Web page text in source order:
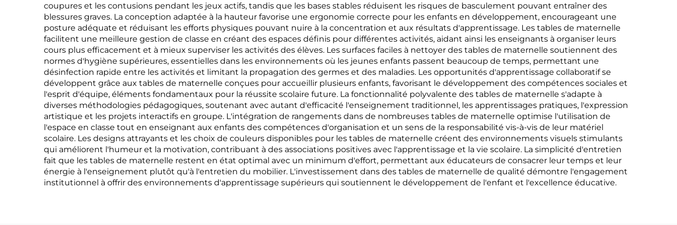
coupures et les contusions pendant les jeux actifs, tandis que les bases stables réduisent les risques de basculement pouvant entraîner des
blessures graves. La conception adaptée à la hauteur favorise une ergonomie correcte pour les enfants en développement, encourageant une
posture adéquate et réduisant les efforts physiques pouvant nuire à la concentration et aux résultats d'apprentissage. Les tables de maternelle
facilitent une meilleure gestion de classe en créant des espaces définis pour différentes activités, aidant ainsi les enseignants à organiser leurs
cours plus efficacement et à mieux superviser les activités des élèves. Les surfaces faciles à nettoyer des tables de maternelle soutiennent des
normes d'hygiène supérieures, essentielles dans les environnements où les jeunes enfants passent beaucoup de temps, permettant une
désinfection rapide entre les activités et limitant la propagation des germes et des maladies. Les opportunités d'apprentissage collaboratif se
développent grâce aux tables de maternelle conçues pour accueillir plusieurs enfants, favorisant le développement des compétences sociales et
l'esprit d'équipe, éléments fondamentaux pour la réussite scolaire future. La fonctionnalité polyvalente des tables de maternelle s'adapte à
diverses méthodologies pédagogiques, soutenant avec autant d'efficacité l'enseignement traditionnel, les apprentissages pratiques, l'expression
artistique et les projets interactifs en groupe. L'intégration de rangements dans de nombreuses tables de maternelle optimise l'utilisation de
l'espace en classe tout en enseignant aux enfants des compétences d'organisation et un sens de la responsabilité vis-à-vis de leur matériel
scolaire. Les designs attrayants et les choix de couleurs disponibles pour les tables de maternelle créent des environnements visuels stimulants
qui améliorent l'humeur et la motivation, contribuant à des associations positives avec l'apprentissage et la vie scolaire. La simplicité d'entretien
fait que les tables de maternelle restent en état optimal avec un minimum d'effort, permettant aux éducateurs de consacrer leur temps et leur
énergie à l'enseignement plutôt qu'à l'entretien du mobilier. L'investissement dans des tables de maternelle de qualité démontre l'engagement
institutionnel à offrir des environnements d'apprentissage supérieurs qui soutiennent le développement de l'enfant et l'excellence éducative.